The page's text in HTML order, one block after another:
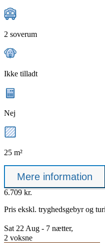
2 soverum
Ikke tilladt
Nej
25 m²
Mere information
6.709 kr.
Pris ekskl. tryghedsgebyrog
Sat 22 Aug - 7 nætter,
2 voksne